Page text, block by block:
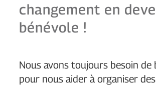
changement en
bénévole !
Nous avons toujours besoin de
pour nous aider à organiser des